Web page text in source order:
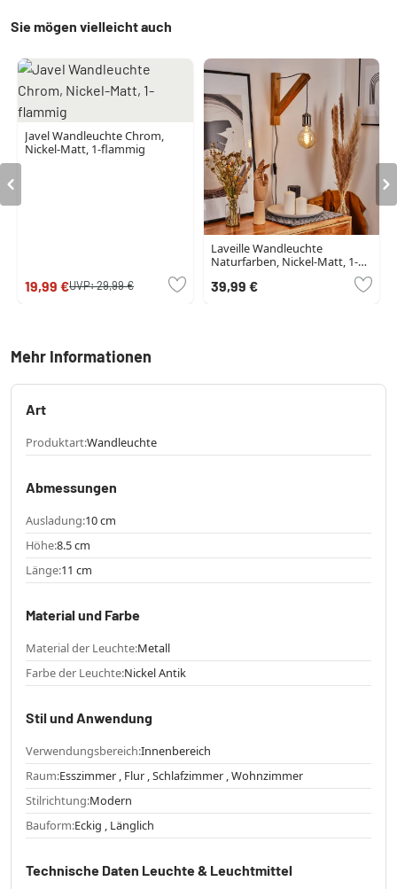
Sie mögen vielleicht auch
Javel Wandleuchte Chrom,
Nickel-Matt, 1-flammig
19,99 €UVP:29,99 €
Laveille Wandleuchte
Naturfarben, Nickel-Matt, 1-
39,99 €
Mehr Informationen
Art
Produktart:Wandleuchte
Abmessungen
Ausladung:10 cm
Höhe:8.5 cm
Länge:11 cm
Material und Farbe
Material der Leuchte:Metall
Farbe der Leuchte:Nickel Antik
Stil und Anwendung
Verwendungsbereich:Innenbereich
Raum:Esszimmer , Flur , Schlafzimmer , Wohnzimmer
Stilrichtung:Modern
Bauform:Eckig , Länglich
Technische Daten Leuchte & Leuchtmittel